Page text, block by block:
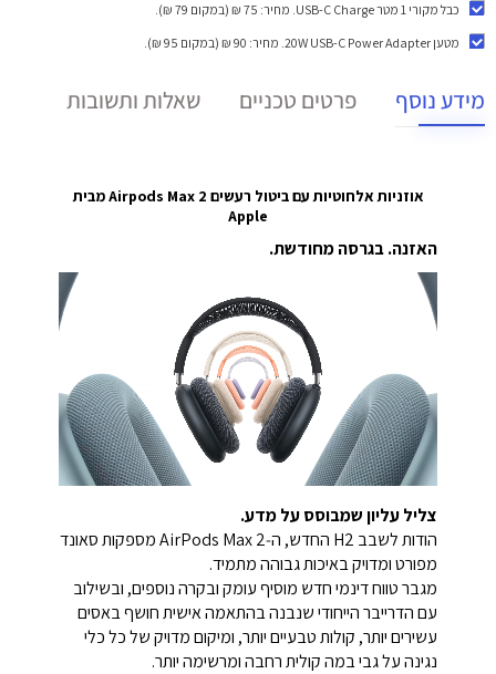
כבל מקורי 1 מטר USB-C Charge
. מחיר: 75 ₪ (במקום 79 ₪).
מטען 20W USB-C Power Adapter
. מחיר: 90 ₪ (במקום 95 ₪).
מידע נוסף פרטים טכניים שאלות ותשובות
אוזניות אלחוטיות עם ביטול רעשים Airpods Max 2 מבית
Apple
האזנה. בגרסה מחודשת.
צליל עליון שמבוסס על מדע.
הודות לשבב H2 החדש, ה‑AirPods Max 2 מספקות סאונד
מפורט ומדויק באיכות גבוהה מתמיד.
מגבר טווח דינמי חדש מוסיף עומק ובקרה נוספים, ובשילוב
עם הדרייבר הייחודי שנבנה בהתאמה אישית חושף באסים
עשירים יותר, קולות טבעיים יותר, ומיקום מדויק של כל כלי
נגינה על גבי במה קולית רחבה ומרשימה יותר.